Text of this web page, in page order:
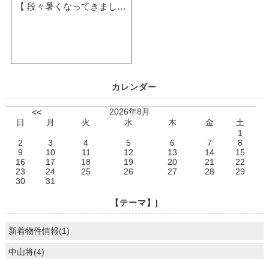
【 段々暑くなってきました
カレンダー
<<
2026年8月
日
月 火 水 木 金
土
1
2
3 4 5 6 7
8
9
10 11 12 13 14
15
16
17 18 19 20 21
22
23
24 25 26 27 28
29
30
31
【テーマ】|
新着物件情報(1)
中山将(4)